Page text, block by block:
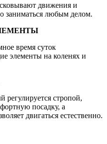
движения и
заниматься любым делом.
время суток
элементы на коленях и
стропой,
посадку, а
двигаться естественно.